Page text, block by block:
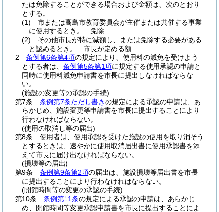
たは免除することができる場合および金額は、次のとおり
とする。
(1)
市または高島市教育委員会が主催または共催する事業
に使用するとき。 免除
(2)
その他市長が特に減額し、または免除する必要がある
と認めるとき。 市長が定める額
2
条例第6条第4項の規定により、使用料の減免を受けよう
とする者は、 条例第5条第1項に規定する使用承認の申請と
同時に使用料減免申請書を市長に提出しなければならな
い。
(施設の変更等の承認の手続)
第7条
条例第7条ただし書きの規定による承認の申請は、あ
らかじめ、施設変更等申請書を市長に提出することにより
行わなければならない。
(使用の取消し等の届出)
第8条
使用者は、使用承認を受けた施設の使用を取り消そう
とするときは、速やかに使用取消届出書に使用承認書を添
えて市長に届け出なければならない。
(損壊等の届出)
第9条
条例第9条第2項の届出は、施設損壊等届出書を市長
に提出することにより行わなければならない。
(開館時間等の変更の承認の手続)
第10条
条例第11条の規定による承認の申請は、あらかじ
め、開館時間等変更承認申請書を市長に提出することによ